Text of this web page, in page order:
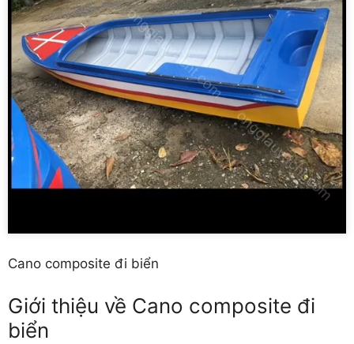
Cano composite đi biển
Giới thiệu về Cano composite đi
biển